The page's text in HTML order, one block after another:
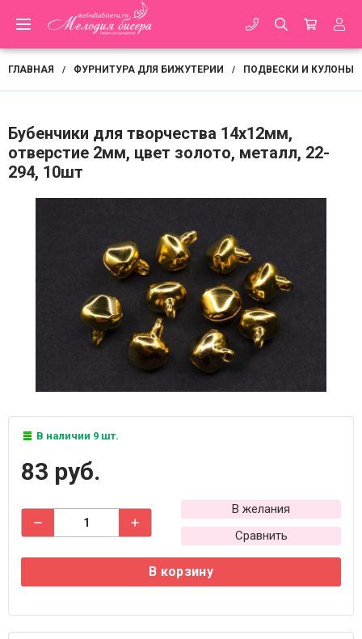
ГЛАВНАЯ / ФУРНИТУРА ДЛЯ БИЖУТЕРИИ / ПОДВЕСКИ И КУЛОНЫ
Бубенчики для творчества 14х12мм,
отверстие 2мм, цвет золото, металл, 22-
294, 10шт
В наличии 9 шт.
83 руб.
В желания
Сравнить
В корзину